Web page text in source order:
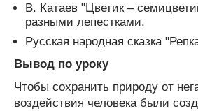
В. Катаев "Цветик –
разными лепестками.
Русская народная сказка
Вывод по уроку
Чтобы сохранить природу от
воздействия человека были